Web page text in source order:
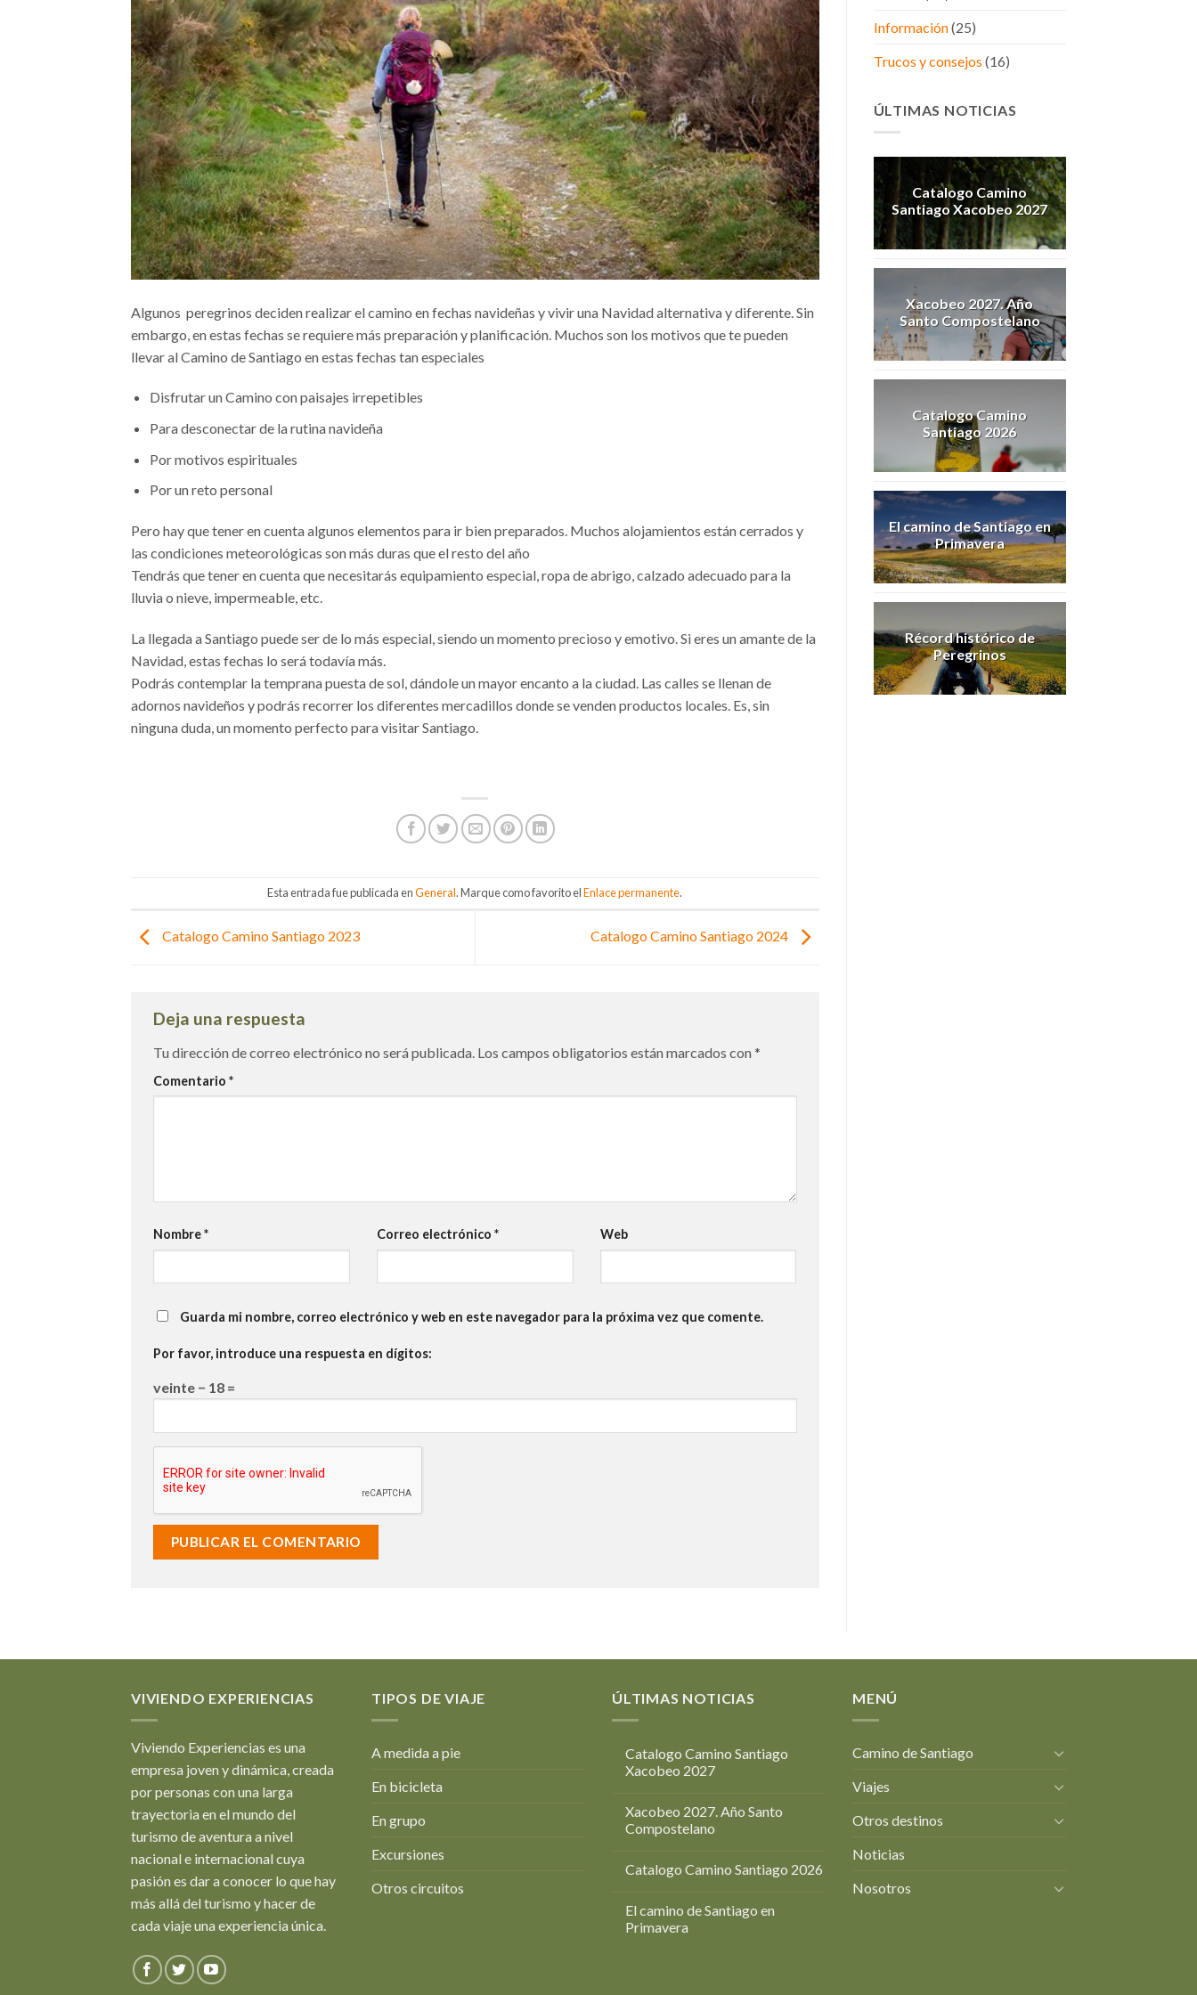
Algunos peregrinos deciden realizar el camino en fechas navideñas y vivir una Navidad alternativa y diferente. Sin
embargo, en estas fechas se requiere más preparación y planificación. Muchos son los motivos que te pueden
llevar al Camino de Santiago en estas fechas tan especiales
Disfrutar un Camino con paisajes irrepetibles
Para desconectar de la rutina navideña
Por motivos espirituales
Por un reto personal
Pero hay que tener en cuenta algunos elementos para ir bien preparados. Muchos alojamientos están cerrados y
las condiciones meteorológicas son más duras que el resto del año
Tendrás que tener en cuenta que necesitarás equipamiento especial, ropa de abrigo, calzado adecuado para la
lluvia o nieve, impermeable, etc.
La llegada a Santiago puede ser de lo más especial, siendo un momento precioso y emotivo. Si eres un amante de la
Navidad, estas fechas lo será todavía más.
Podrás contemplar la temprana puesta de sol, dándole un mayor encanto a la ciudad. Las calles se llenan de
adornos navideños y podrás recorrer los diferentes mercadillos donde se venden productos locales. Es, sin
ninguna duda, un momento perfecto para visitar Santiago.
Esta entrada fue publicada enGeneral. Marque como favorito elEnlace permanente.
Catalogo Camino Santiago 2023 Catalogo Camino Santiago 2024
Deja una respuesta
Tu dirección de correo electrónico no será publicada. Los campos obligatorios están marcados con *
Comentario *
Nombre* Correo electrónico * Web
Guarda mi nombre, correo electrónico y web en este navegador para la próxima vez que comente.
Por favor, introduce una respuesta en dígitos:
veinte − 18 =
Información(25)
Trucos y consejos (16)
ÚLTIMAS NOTICIAS
Catalogo Camino
Santiago Xacobeo 2027
Xacobeo 2027. Año
Santo Compostelano
Catalogo Camino
Santiago 2026
El camino de Santiago en
Primavera
Récord histórico de
Peregrinos
VIVIENDO EXPERIENCIAS
Viviendo Experiencias es una
empresa joven y dinámica, creada
por personas con una larga
trayectoria en el mundo del
turismo de aventura a nivel
nacional e internacional cuya
pasión es dar a conocer lo que hay
más allá del turismo y hacer de
cada viaje una experiencia única.
TIPOS DE VIAJE
A medida a pie
En bicicleta
En grupo
Excursiones
Otros circuitos
ÚLTIMAS NOTICIAS
Catalogo Camino Santiago
Xacobeo 2027
Xacobeo 2027. Año Santo
Compostelano
Catalogo Camino Santiago 2026
El camino de Santiago en
Primavera
MENÚ
Camino de Santiago
Viajes
Otros destinos
Noticias
Nosotros